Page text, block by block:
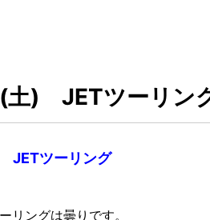
土) JETツーリン
JETツーリング
リングは曇りです。